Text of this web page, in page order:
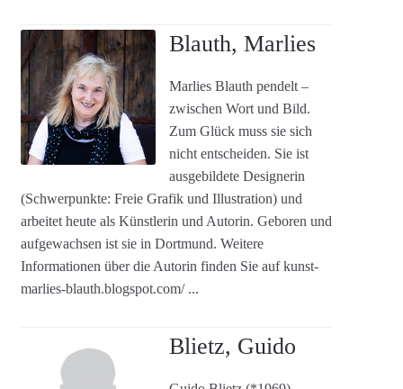
Blauth, Marlies
Marlies Blauth pendelt –
zwischen Wort und Bild.
Zum Glück muss sie sich
nicht entscheiden. Sie ist
ausgebildete Designerin
(Schwerpunkte: Freie Grafik und Illustration) und
arbeitet heute als Künstlerin und Autorin. Geboren und
aufgewachsen ist sie in Dortmund. Weitere
Informationen über die Autorin finden Sie auf kunst-
marlies-blauth.blogspot.com/ ...
Blietz, Guido